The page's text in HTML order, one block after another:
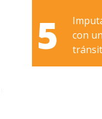
5
con